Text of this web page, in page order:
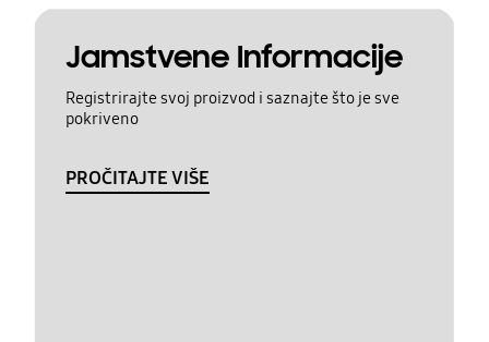
Jamstvene Informacije
Registrirajte svoj proizvod i saznajte što je sve
pokriveno
PROČITAJTE VIŠE